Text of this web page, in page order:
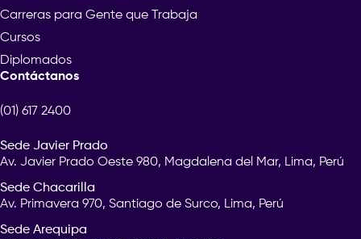
Carreras para Gente que Trabaja
Cursos
Diplomados
Contáctanos
(01) 617 2400
Sede Javier Prado
Av. Javier Prado Oeste 980, Magdalena del Mar, Lima, Perú
Sede Chacarilla
Av. Primavera 970, Santiago de Surco, Lima, Perú
Sede Arequipa